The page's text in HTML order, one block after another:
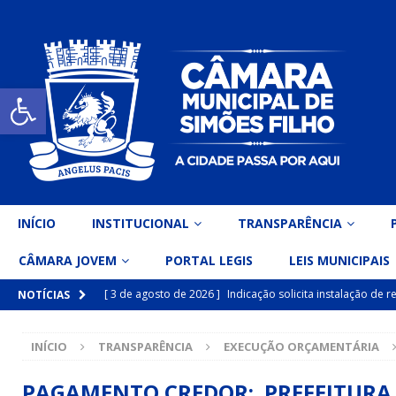
Open toolbar
INÍCIO INSTITUCIONAL TRANSPARÊNCIA
CÂMARA JOVEM PORTAL LEGIS LEIS MUNICIPAIS
NOTÍCIAS [ 3 de agosto de 2026 ] Indicação solicita instalação de
inclusiva
DESTAQUE
[ 15 de julho de 2026 ] Vereador Belo Gazineu
INÍCIO TRANSPARÊNCIA EXECUÇÃO ORÇAMENTÁRIA